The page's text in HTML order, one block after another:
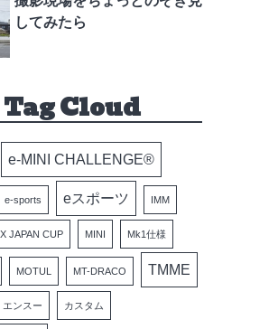
してみたら
Tag Cloud
e-MINI CHALLENGE®
e-sports eスポーツ IMM
JAPAN CUP MINI Mk1仕様
MOTUL MT-DRACO TMME
エンスー カスタム